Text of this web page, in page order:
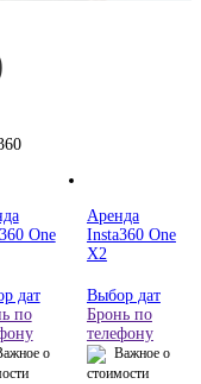
One
дат
по
о
Аренда
Insta360 One
X2
Выбор дат
Бронь по
телефону
Важное о
стоимости